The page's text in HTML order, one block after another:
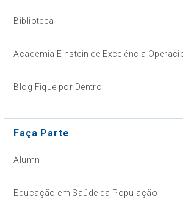
Biblioteca
Academia Einstein de Excelência
Blog Fique por Dentro
Faça Parte
Alumni
Educação em Saúde da População